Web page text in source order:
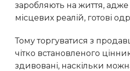
заробляють на життя, адже
місцевих реалій, готові
Тому торгуватися з продавцями на Занзібарі можна і навіть потрібно! Сміливо робіть це в тих місцях, де немає
чітко встановленого
здивовані, наскільки